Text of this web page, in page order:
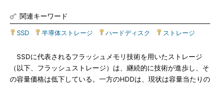
関連キーワード
SSD 半導体ストレージ ハードディスク ストレージ
SSDに代表されるフラッシュメモリ技術を用いたストレージ
（以下、フラッシュストレージ）は、継続的に技術が進歩し、そ
の容量価格は低下している。一方のHDDは、現状は容量当たりの